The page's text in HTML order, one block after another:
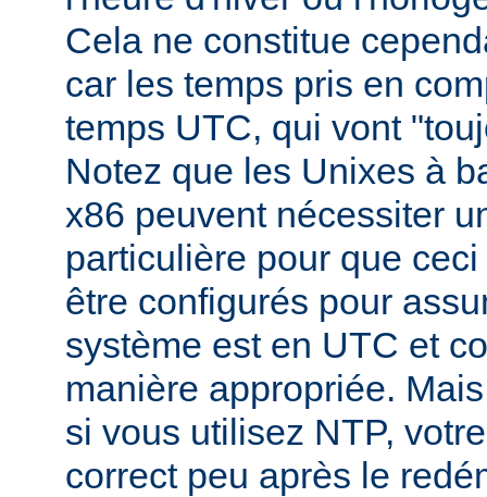
Cela ne constitue
car les temps pris en
temps UTC, qui vont
Notez que les Unixes à
x86 peuvent nécessiter
particulière pour que
être configurés pour
système est en UTC et
manière appropriée.
si vous utilisez NTP,
correct peu après le